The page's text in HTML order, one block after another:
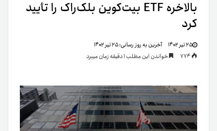
بالاخره ETF بیت‌کوین بلک‌راک را تأیید
کرد
۲۵ تیر ۱۴۰۲ آخرین به روز رسانی:۲۵ تیر ۱۴۰۲
خواندن این مطلب 1 دقیقه زمان میبرد